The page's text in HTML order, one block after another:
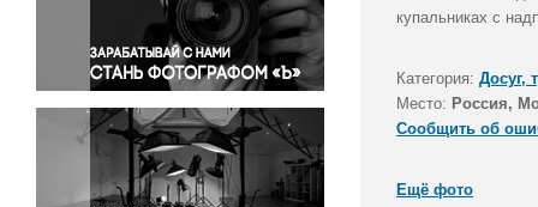
Правосудие
Происшествия и конфликты
Религия
Светская жизнь
Спорт
Экология
Экономика и бизнес
купальниках с
Категория: Досуг,
Место: Россия,
Сообщить об
Ещё фото